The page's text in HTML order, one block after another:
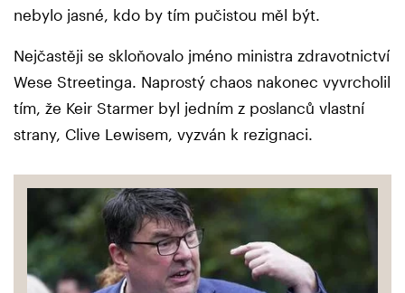
nebylo jasné, kdo by tím pučistou měl být.
Nejčastěji se skloňovalo jméno ministra zdravotnictví
Wese Streetinga. Naprostý chaos nakonec vyvrcholil
tím, že Keir Starmer byl jedním z poslanců vlastní
strany, Clive Lewisem, vyzván k rezignaci.